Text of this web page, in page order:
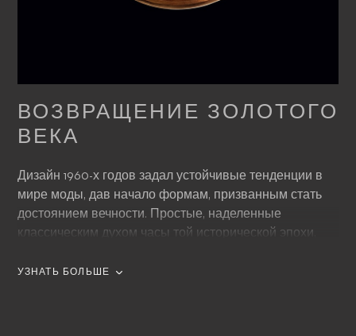
ВОЗВРАЩЕНИЕ ЗОЛОТОГО
ВЕКА
Дизайн 1960-х годов задал устойчивые тенденции в
мире моды, дав начало формам, призванным стать
достоянием вечности. Простые, наделенные
классическим духом часы той исторической эпохи,
оформленным циферблатом, определили новые
УЗНАТЬ БОЛЬШЕ